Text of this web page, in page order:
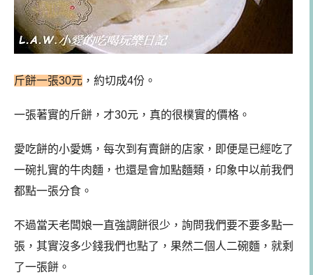
斤餅一張30元 ，約切成4份。
一張著實的斤餅，才30元，真的很樸實的價格。
愛吃餅的小愛媽，每次到有賣餅的店家，即便是已經吃了
一碗扎實的牛肉麵，也還是會加點麵類，印象中以前我們
都點一張分食。
不過當天老闆娘一直強調餅很少，詢問我們要不要多點一
張，其實沒多少錢我們也點了，果然二個人二碗麵，就剩
了一張餅。